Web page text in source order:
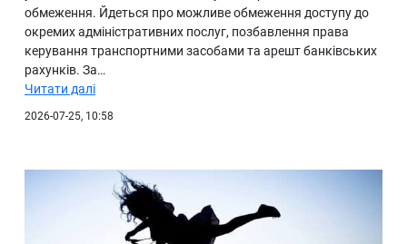
обмеження. Йдеться про можливе обмеження доступу до
окремих адміністративних послуг, позбавлення права
керування транспортними засобами та арешт банківських
рахунків. За…
Читати далі
2026-07-25, 10:58